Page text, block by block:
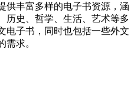
供丰富多样的电子书资源，涵
历史、哲学、生活、艺术等多
电子书，同时也包括一些外文
需求。